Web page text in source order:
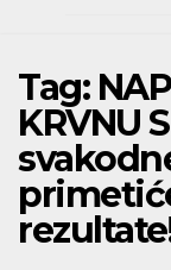
Tag:
KRVNU